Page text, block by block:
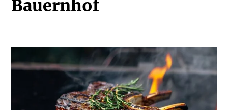
Bauernhof